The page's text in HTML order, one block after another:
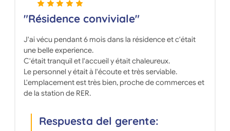
"Résidence conviviale"
J'ai vécu pendant 6 mois dans la résidence et c'était
une belle experience.
C'était tranquil et l'accueil y était chaleureux.
Le personnel y était à l'écoute et très serviable.
L'emplacement est très bien, proche de commerces et
de la station de RER.
Respuesta del gerente: